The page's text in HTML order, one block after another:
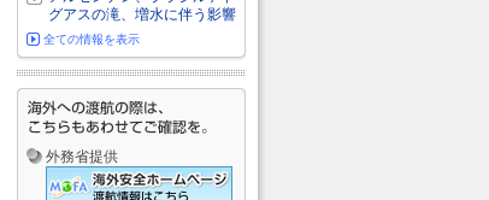
グアスの滝、増水に伴う影響
全ての情報を表示
外務省提供